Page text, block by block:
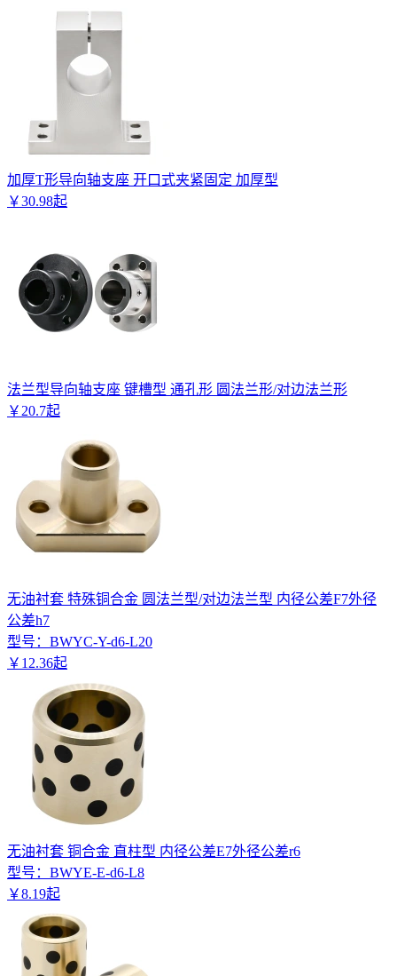
加厚T形导向轴支座 开口式夹紧固定 加厚型
￥30.98起
法兰型导向轴支座 键槽型 通孔形 圆法兰形/对边法兰形
￥ 20.7起
无油衬套 特殊铜合金 圆法兰型/对边法兰型 内径公差F7外径
公差h7
型号： BWYC-Y-d6-L20
￥ 12.36起
无油衬套 铜合金 直柱型 内径公差E7外径公差r6
型号： BWYE-E-d6-L8
￥8.19起